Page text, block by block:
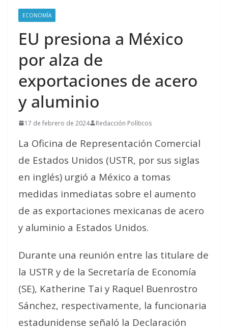
ECONOMÍA
EU presiona a México
por alza de
exportaciones de acero
y aluminio
17 de febrero de 2024 Redacción Políticos
La Oficina de Representación Comercial
de Estados Unidos (USTR, por sus siglas
en inglés) urgió a México a tomas
medidas inmediatas sobre el aumento
de as exportaciones mexicanas de acero
y aluminio a Estados Unidos.
Durante una reunión entre las titulare de
la USTR y de la Secretaría de Economía
(SE), Katherine Tai y Raquel Buenrostro
Sánchez, respectivamente, la funcionaria
estadunidense señaló la Declaración